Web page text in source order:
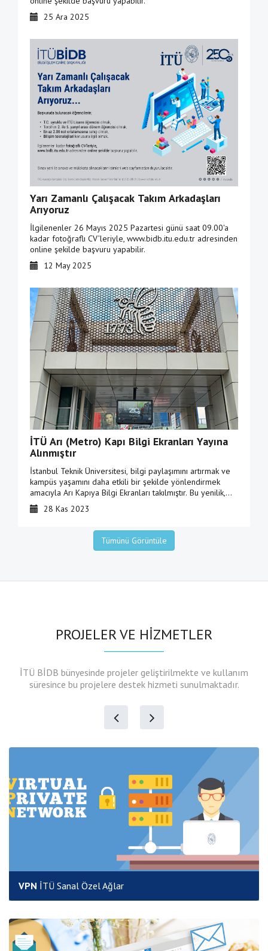
25 Ara 2025
Yarı Zamanlı Çalışacak Takım Arkadaşları
Arıyoruz
İlgilenenler 26 Mayıs 2025 Pazartesi günü saat 09.00'a
kadar fotoğraflı CV’leriyle, www.bidb.itu.edu.tr adresinden
online şekilde başvuru yapabilir.
12 May 2025
İTÜ Arı (Metro) Kapı Bilgi Ekranları Yayına
Alınmıştır
İstanbul Teknik Üniversitesi, bilgi paylaşımını artırmak ve
kampüs yaşamını daha etkili bir şekilde yönlendirmek
amacıyla Arı Kapıya Bilgi Ekranları takılmıştır. Bu yenilik,
üniversitemizin daha hızlı ve bilgilendirici bir iletişim
deneyimi yaşamasını sağlamayı hedeflemektedir.
28 Kas 2023
Tümünü Görüntüle
PROJELER VE HİZMETLER
İTÜ BİDB bünyesinde projeler geliştirilmekte ve kullanım
süresince bu projelere destek hizmeti sunulmaktadır.
VPN İTÜ Sanal Özel Ağlar